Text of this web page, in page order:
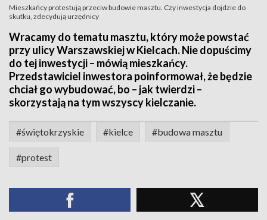
Mieszkańcy protestują przeciw budowie masztu. Czy inwestycja dojdzie do
skutku, zdecydują urzędnicy
Wracamy do tematu masztu, który może powstać
przy ulicy Warszawskiej w Kielcach. Nie dopuścimy
do tej inwestycji – mówią mieszkańcy.
Przedstawiciel inwestora poinformował, że będzie
chciał go wybudować, bo – jak twierdzi –
skorzystają na tym wszyscy kielczanie.
#świętokrzyskie #kielce #budowa masztu
#protest